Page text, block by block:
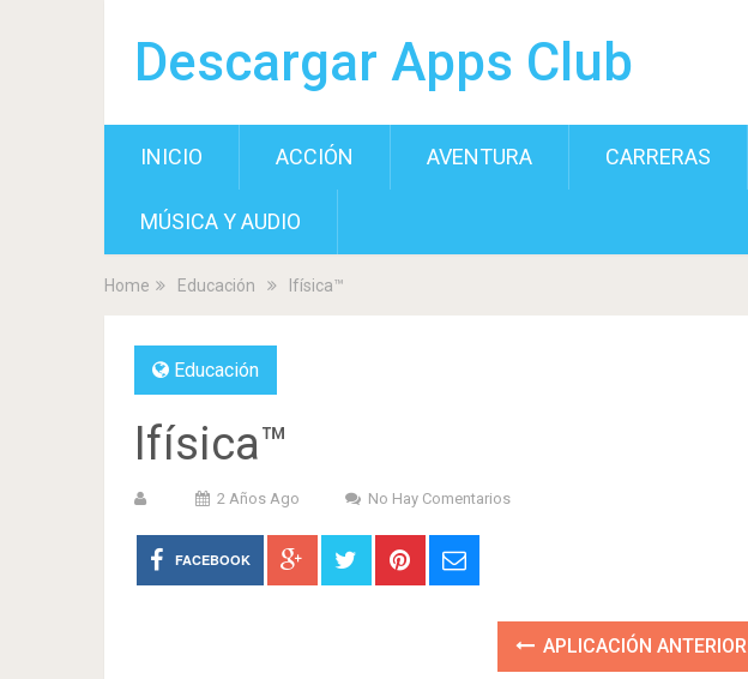
Descargar Apps Club
INICIO ACCIÓN AVENTURA CARRERAS
MÚSICA Y AUDIO
Home Educación Ifísica™
Educación
Ifísica™
2 Años Ago No Hay Comentarios
FACEBOOK
APLICACIÓN ANTERIOR